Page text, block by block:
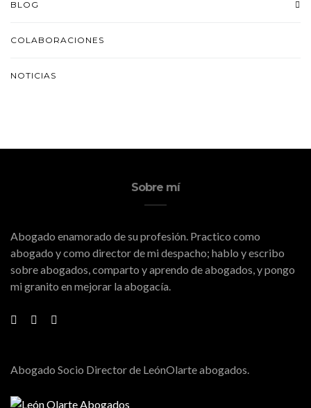
BLOG
COLABORACIONES
NOTICIAS
Sobre mí
Abogado enamorado de su profesión. Practico como
abogado y como director de mi despacho; hablo y escribo
sobre abogados, comparto y aprendo de abogados, y pongo
mi granito en mejorar la abogacía.
Abogado Socio Director de LeónOlarte abogados.